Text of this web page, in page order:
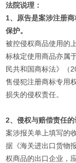
法院说理：
1、原告是案涉注册
保护。
被控侵权商品使用的
标核定使用商品亦属
民共和国商标法》（
售侵犯注册商标专用
损失的侵权责任。
2、侵权与赔偿责任的
案涉报关单上填写的
据《海关进出口货物
权商品的出口企业，